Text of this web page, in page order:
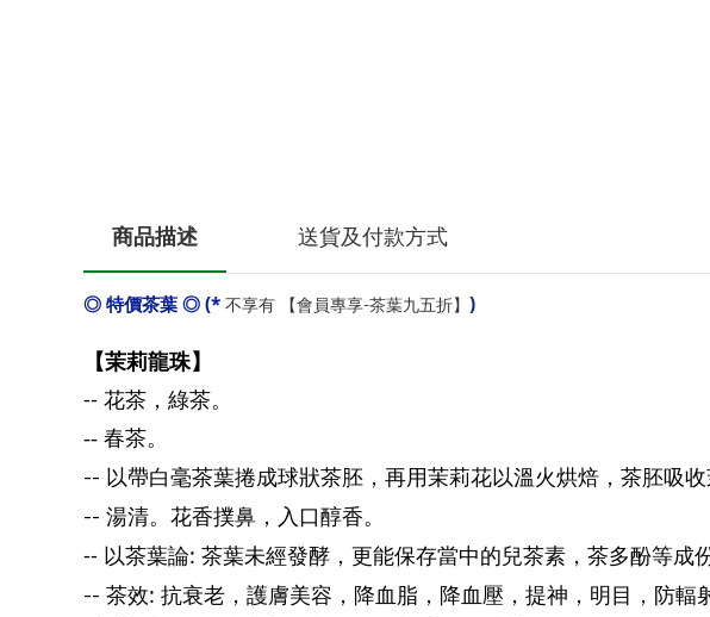
商品描述 送貨及付款方式
◎ 特價茶葉 ◎ (* 不享有 【會員專享-茶葉九五折】 )
【茉莉龍珠】
-- 花茶，綠茶。
-- 春茶。
-- 以帶白毫茶葉捲成球狀茶胚，再用茉莉花以溫火烘焙，茶胚吸
-- 湯清。花香撲鼻，入口醇香。
-- 以茶葉論: 茶葉未經發酵，更能保存當中的兒茶素，茶多酚等成
-- 茶效: 抗衰老，護膚美容，降血脂，降血壓，提神，明目，防輻